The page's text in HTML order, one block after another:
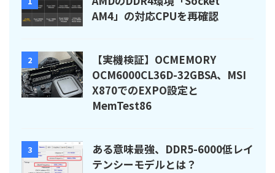
AM4」の対応CPUを再確認
2
【実機検証】OCMEMORY
OCM6000CL36D-32GBSA、MSI
X870でのEXPO設定と
MemTest86
3
ある意味最強、DDR5-6000低レイ
テンシーモデルとは？